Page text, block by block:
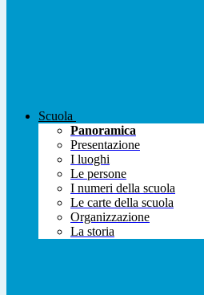
Scuola
Panoramica
Presentazione
I luoghi
Le persone
I numeri della scuola
Le carte della scuola
Organizzazione
La storia